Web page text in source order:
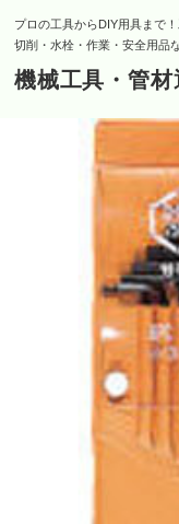
プロの工具からDIY用具まで
切削・水栓・作業・安全用品
機械工具・管